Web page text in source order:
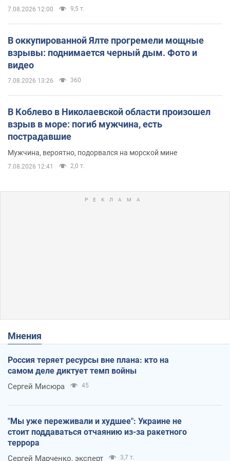
7.08.2026 12:00 9,5 т.
В оккупированной Ялте прогремели мощные
взрывы: поднимается черный дым. Фото и
видео
7.08.2026 13:26 360
В Коблево в Николаевской области произошел
взрыв в море: погиб мужчина, есть
пострадавшие
Мужчина, вероятно, подорвался на морской мине
7.08.2026 12:41 2,0 т.
Мнения
Россия теряет ресурсы вне плана: кто на
самом деле диктует темп войны
Сергей Мисюра 45
"Мы уже переживали и худшее": Украине не
стоит поддаваться отчаянию из-за ракетного
террора
Сергей Марченко, эксперт 3,7 т.